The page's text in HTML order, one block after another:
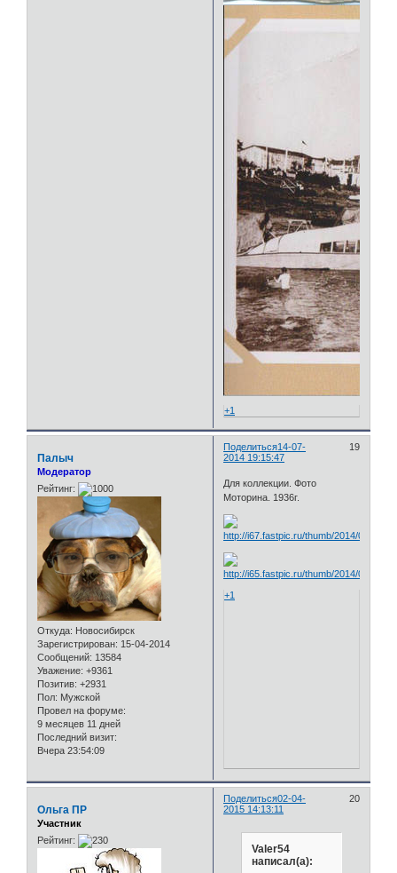
+1
Поделиться 19
14-07-
2014 19:15:47
Палыч
Модератор
Рейтинг:
Откуда: Новосибирск
Зарегистрирован: 15-04-2014
Сообщений: 13584
Уважение: +9361
Позитив: +2931
Пол: Мужской
Провел на форуме:
9 месяцев 11 дней
Последний визит:
Вчера 23:54:09
Для коллекции. Фото
Моторина. 1936г.
+1
Поделиться 20
02-04-
2015 14:13:11
Ольга ПР
Участник
Рейтинг:
Valer54
написал(а):